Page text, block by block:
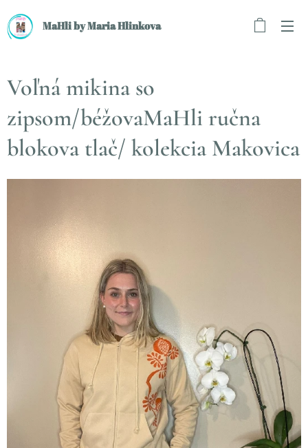
MaHli by Maria Hlinkova
Voľná mikina so
zipsom/béžovaMaHli ručna
blokova tlač/ kolekcia Makovica